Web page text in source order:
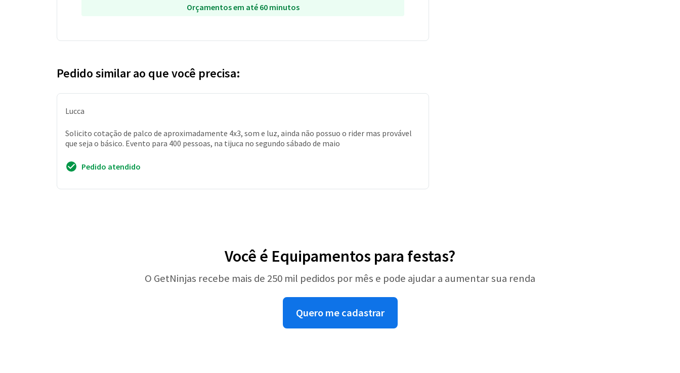
Orçamentos em até 60 minutos
Pedido similar ao que você precisa:
Lucca
Solicito cotação de palco de aproximadamente 4x3, som e luz, ainda não possuo o rider mas provável
que seja o básico. Evento para 400 pessoas, na tijuca no segundo sábado de maio
Pedido atendido
Você é Equipamentos para festas?
O GetNinjas recebe mais de 250 mil pedidos por mês e pode ajudar a aumentar sua renda
Quero me cadastrar